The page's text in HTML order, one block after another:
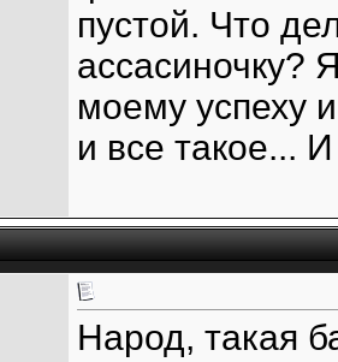
пустой. Что
ассасиночку?
моему успеху
и все такое...
Народ, такая